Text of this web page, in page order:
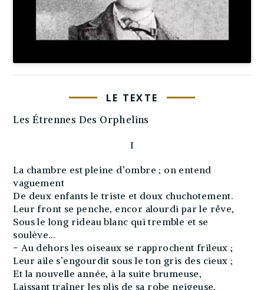
LE TEXTE
Les Étrennes Des Orphelins
I
La chambre est pleine d’ombre ; on entend
vaguement
De deux enfants le triste et doux chuchotement.
Leur front se penche, encor alourdi par le rêve,
Sous le long rideau blanc qui tremble et se
soulève…
− Au dehors les oiseaux se rapprochent frileux ;
Leur aile s’engourdit sous le ton gris des cieux ;
Et la nouvelle année, à la suite brumeuse,
Laissant traîner les plis de sa robe neigeuse,